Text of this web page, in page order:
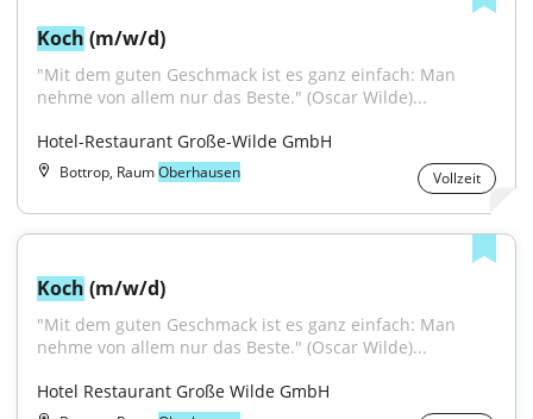
Koch (m/w/d)
"Mit dem guten Geschmack ist es ganz einfach: Man
nehme von allem nur das Beste." (Oscar Wilde)...
Hotel-Restaurant Große-Wilde GmbH
Bottrop, RaumOberhausen Vollzeit
Koch (m/w/d)
"Mit dem guten Geschmack ist es ganz einfach: Man
nehme von allem nur das Beste." (Oscar Wilde)...
Hotel Restaurant Große Wilde GmbH